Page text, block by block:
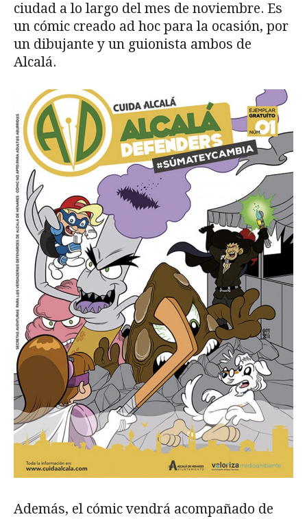
ciudad a lo largo del mes de noviembre. Es
un cómic creado ad hoc para la ocasión, por
un dibujante y un guionista ambos de
Alcalá.
Además, el cómic vendrá acompañado de